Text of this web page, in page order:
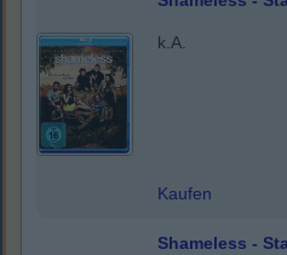
k.A.
Kaufen
Shameless -